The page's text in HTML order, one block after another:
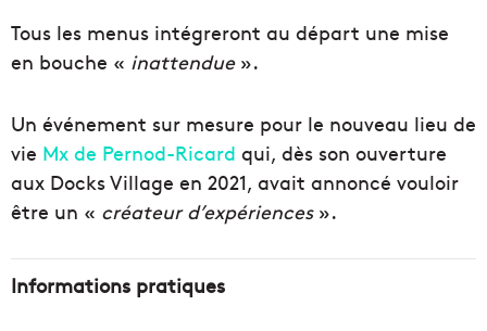
Tous les menus intégreront au départ une mise
en bouche « inattendue».
Un événement sur mesure pour le nouveau lieu de
vie Mx de Pernod-Ricard qui, dès son ouverture
aux Docks Village en 2021, avait annoncé vouloir
être un « créateur d’expériences».
Informations pratiques